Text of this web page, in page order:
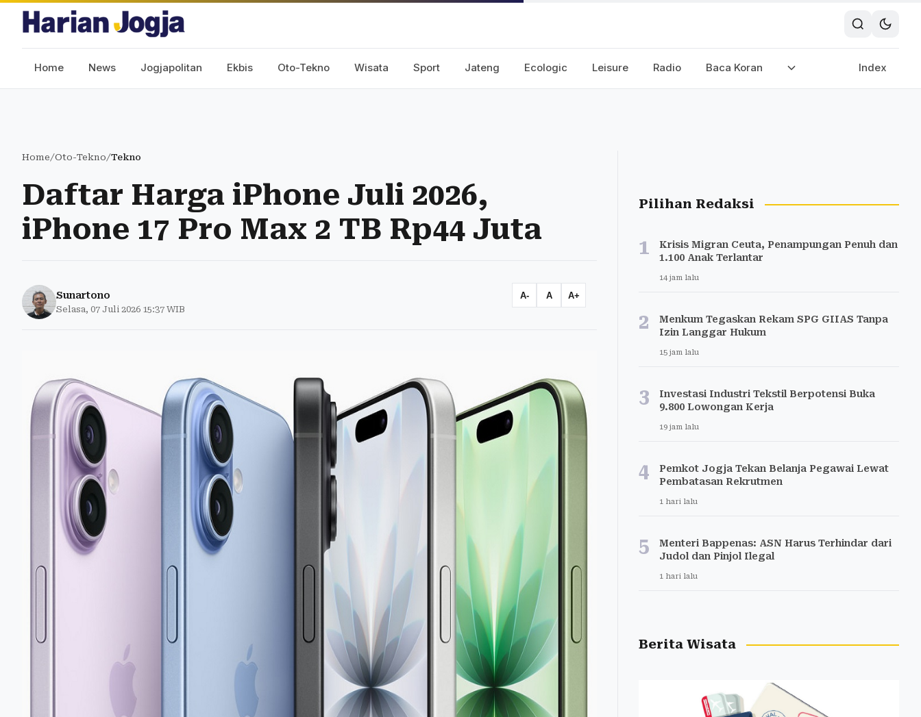
Home News Jogjapolitan Ekbis Oto-Tekno Wisata Sport Jateng Ecologic Leisure Radio Baca Koran Index
Home/Oto-Tekno/Tekno
Daftar Harga iPhone Juli 2026,
iPhone 17 Pro Max 2 TB Rp44 Juta
Sunartono
Selasa, 07 Juli 2026 15:37 WIB
A- A A+
Pilihan Redaksi
1
Krisis Migran Ceuta, Penampungan Penuh dan
1.100 Anak Terlantar
14 jam lalu
2
Menkum Tegaskan Rekam SPG GIIAS Tanpa
Izin Langgar Hukum
15 jam lalu
3
Investasi Industri Tekstil Berpotensi Buka
9.800 Lowongan Kerja
19 jam lalu
4
Pemkot Jogja Tekan Belanja Pegawai Lewat
Pembatasan Rekrutmen
1 hari lalu
5
Menteri Bappenas: ASN Harus Terhindar dari
Judol dan Pinjol Ilegal
1 hari lalu
Berita Wisata